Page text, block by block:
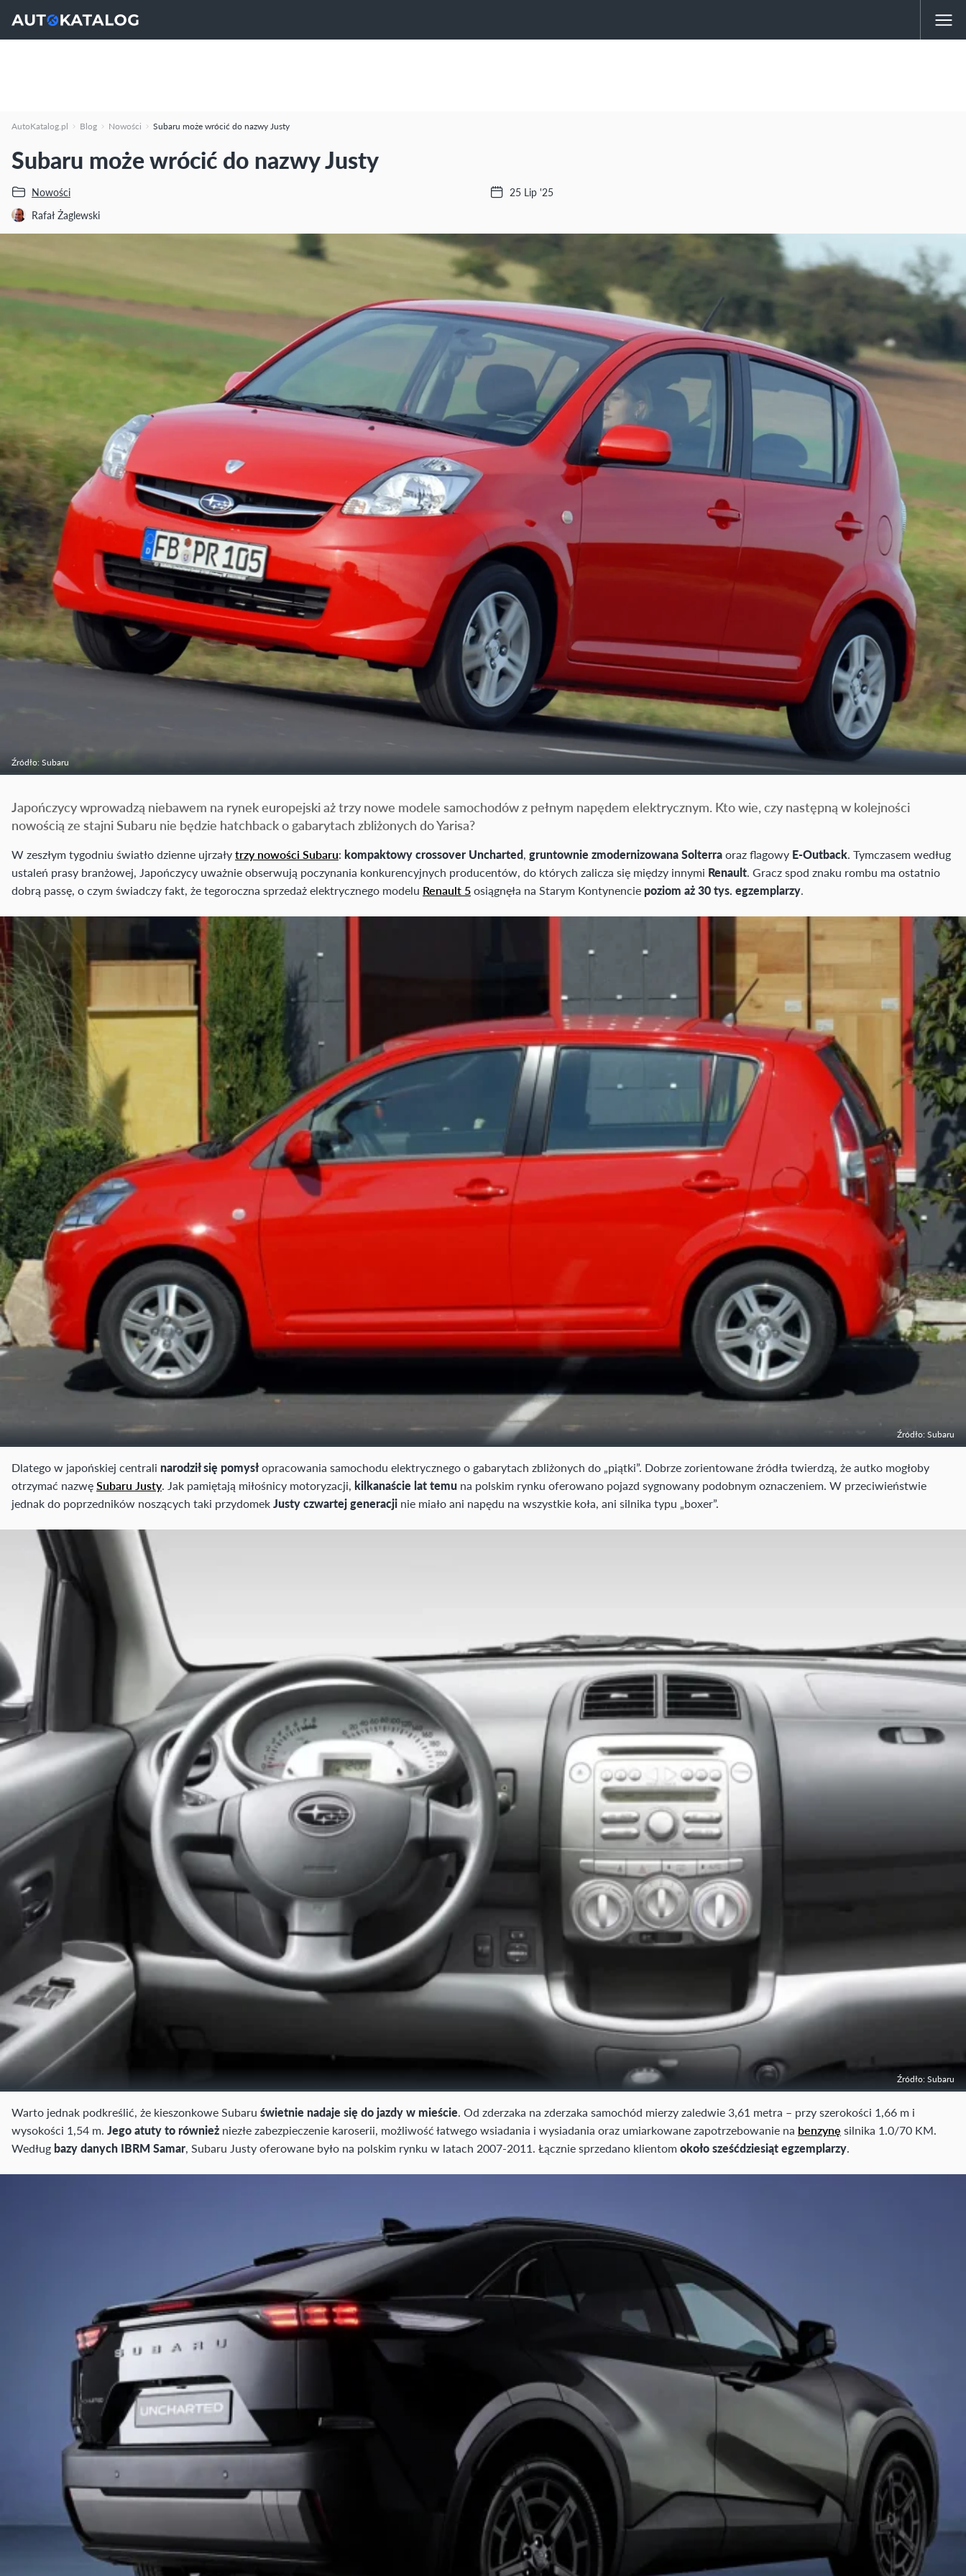
AutoKatalog.pl Blog Nowości Subaru może wrócić do nazwy Justy
Subaru może wrócić do nazwy Justy
Nowości
Rafał Żaglewski
25 Lip '25
Źródło: Subaru
Japończycy wprowadzą niebawem na rynek europejski aż trzy nowe modele samochodów z pełnym napędem elektrycznym. Kto wie, czy następną w kolejności
nowością ze stajni Subaru nie będzie hatchback o gabarytach zbliżonych do Yarisa?
W zeszłym tygodniu światło dzienne ujrzałytrzy nowości Subaru: kompaktowy crossover Uncharted, gruntownie zmodernizowana Solterraoraz flagowy E-Outback. Tymczasem według
ustaleń prasy branżowej, Japończycy uważnie obserwują poczynania konkurencyjnych producentów, do których zalicza się między innymi Renault. Gracz spod znaku rombu ma ostatnio
dobrą passę, o czym świadczy fakt, że tegoroczna sprzedaż elektrycznego modelu Renault 5osiągnęła na Starym Kontynencie poziom aż 30 tys. egzemplarzy.
Źródło: Subaru
Dlatego w japońskiej centrali narodził się pomysłopracowania samochodu elektrycznego o gabarytach zbliżonych do „piątki”. Dobrze zorientowane źródła twierdzą, że autko mogłoby
otrzymać nazwęSubaru Justy. Jak pamiętają miłośnicy motoryzacji, kilkanaście lat temu na polskim rynku oferowano pojazd sygnowany podobnym oznaczeniem. W przeciwieństwie
jednak do poprzedników noszących taki przydomekJusty czwartej generacji nie miało ani napędu na wszystkie koła, ani silnika typu „boxer”.
Źródło: Subaru
Warto jednak podkreślić, że kieszonkowe Subaru świetnie nadaje się do jazdy w mieście. Od zderzaka na zderzaka samochód mierzy zaledwie 3,61 metra – przy szerokości 1,66 m i
wysokości 1,54 m. Jego atuty to również niezłe zabezpieczenie karoserii, możliwość łatwego wsiadania i wysiadania oraz umiarkowane zapotrzebowanie na benzynę silnika 1.0/70 KM.
Według bazy danych IBRM Samar, Subaru Justy oferowane było na polskim rynku w latach 2007-2011. Łącznie sprzedano klientomokoło sześćdziesiąt egzemplarzy.